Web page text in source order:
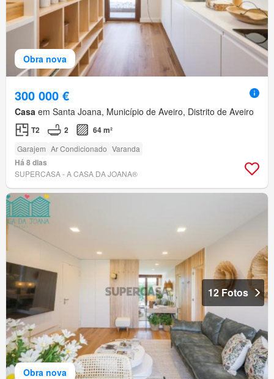
Obra nova
300 000 €
Casa em Santa Joana, Município de Aveiro, Distrito de Aveiro
T2 2 64 m²
Garajem Ar Condicionado Varanda
Há 8 dias
SUPERCASA - A CASA DA JOANA®
Obra nova
12 Fotos